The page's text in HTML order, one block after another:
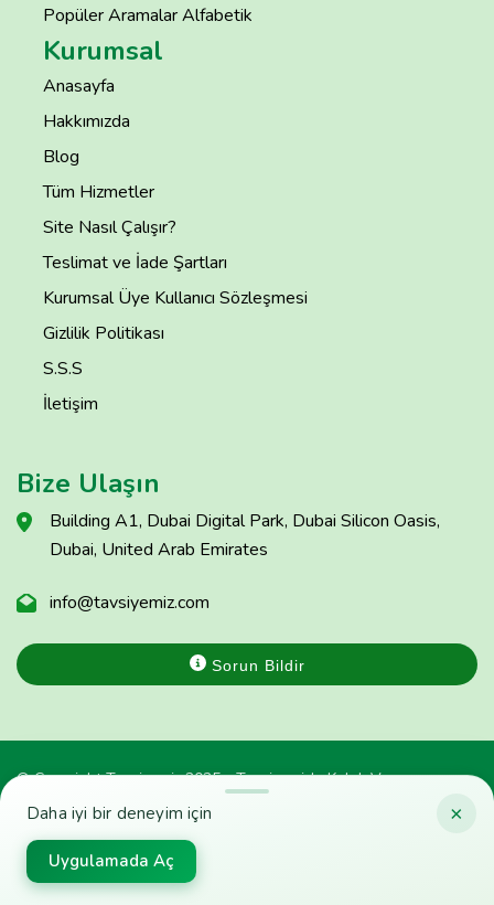
×
Daha iyi bir deneyim için
Uygulamada Aç
Popüler Aramalar Alfabetik
Kurumsal
Anasayfa
Hakkımızda
Blog
Tüm Hizmetler
Site Nasıl Çalışır?
Teslimat ve İade Şartları
Kurumsal Üye Kullanıcı Sözleşmesi
Gizlilik Politikası
S.S.S
İletişim
Bize Ulaşın
Building A1, Dubai Digital Park, Dubai Silicon Oasis,
Dubai, United Arab Emirates
info@tavsiyemiz.com
Sorun Bildir
© Copyright Tavsiyemiz 2025 - Tavsiyemiz'e Kulak Ver